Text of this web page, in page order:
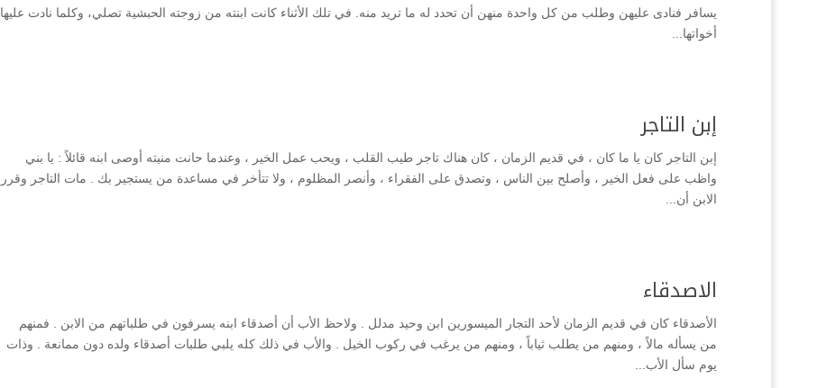
يسافر فنادى عليهن وطلب من كل واحدة منهن أن تحدد له ما تريد منه. في تلك الأثناء كانت ابنته من زوجته الحبشية تصلي، وكلما نادت عليها
أخواتها...
إبن التاجر
إبن التاجر كان يا ما كان ، في قديم الزمان ، كان هناك تاجر طيب القلب ، ويحب عمل الخير ، وعندما حانت منيته أوصى ابنه قائلاً : يا بني
واظب على فعل الخير ، وأصلح بين الناس ، وتصدق على الفقراء ، وأنصر المظلوم ، ولا تتأخر في مساعدة من يستجير بك . مات التاجر وقرر
الابن أن...
الاصدقاء
الأصدقاء كان في قديم الزمان لأحد التجار الميسورين ابن وحيد مدلل . ولاحظ الأب أن أصدقاء ابنه يسرفون في طلباتهم من الابن . فمنهم
من يسأله مالاً ، ومنهم من يطلب ثياباً ، ومنهم من يرغب في ركوب الخيل . والأب في ذلك كله يلبي طلبات أصدقاء ولده دون ممانعة . وذات
يوم سأل الأب...